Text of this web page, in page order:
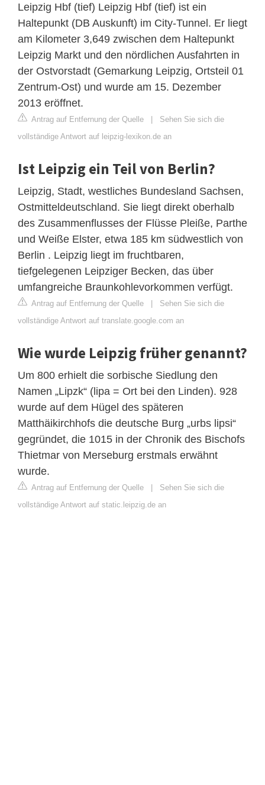
Leipzig Hbf (tief) Leipzig Hbf (tief) ist ein
Haltepunkt (DB Auskunft) im City-Tunnel. Er liegt
am Kilometer 3,649 zwischen dem Haltepunkt
Leipzig Markt und den nördlichen Ausfahrten in
der Ostvorstadt (Gemarkung Leipzig, Ortsteil 01
Zentrum-Ost) und wurde am 15. Dezember
2013 eröffnet.
Antrag auf Entfernung der Quelle | Sehen Sie sich die
vollständige Antwort auf leipzig-lexikon.de an
Ist Leipzig ein Teil von Berlin?
Leipzig, Stadt, westliches Bundesland Sachsen,
Ostmitteldeutschland. Sie liegt direkt oberhalb
des Zusammenflusses der Flüsse Pleiße, Parthe
und Weiße Elster, etwa 185 km südwestlich von
Berlin . Leipzig liegt im fruchtbaren,
tiefgelegenen Leipziger Becken, das über
umfangreiche Braunkohlevorkommen verfügt.
Antrag auf Entfernung der Quelle | Sehen Sie sich die
vollständige Antwort auf translate.google.com an
Wie wurde Leipzig früher genannt?
Um 800 erhielt die sorbische Siedlung den
Namen „Lipzk“ (lipa = Ort bei den Linden). 928
wurde auf dem Hügel des späteren
Matthäikirchhofs die deutsche Burg „urbs lipsi“
gegründet, die 1015 in der Chronik des Bischofs
Thietmar von Merseburg erstmals erwähnt
wurde.
Antrag auf Entfernung der Quelle | Sehen Sie sich die
vollständige Antwort auf static.leipzig.de an